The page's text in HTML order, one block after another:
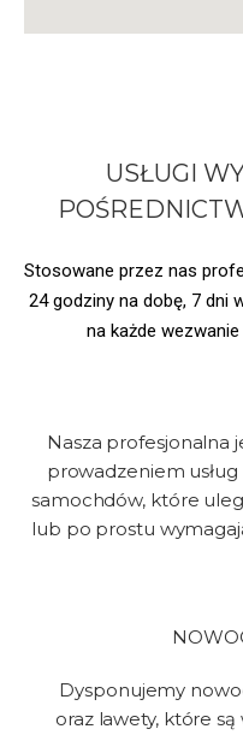
USŁUGI
Stosowane przez nas
24 godziny na dobę, 7 dni
na każde
Nasza profesjonalna
prowadzeniem
samochdów, które
lub po prostu
Dysponujemy
oraz lawety, które